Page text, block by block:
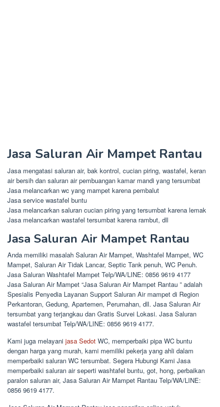
Jasa Saluran Air Mampet Rantau
Jasa mengatasi saluran air, bak kontrol, cucian piring, wastafel, keran
air bersih dan saluran air pembuangan kamar mandi yang tersumbat
Jasa melancarkan wc yang mampet karena pembalut
Jasa service wastafel buntu
Jasa melancarkan saluran cucian piring yang tersumbat karena lemak
Jasa melancarkan wastafel tersumbat karena rambut, dll
Jasa Saluran Air Mampet Rantau
Anda memiliki masalah Saluran Air Mampet, Washtafel Mampet, WC
Mampet, Saluran Air Tidak Lancar, Septic Tank penuh, WC Penuh.
Jasa Saluran Washtafel Mampet Telp/WA/LINE: 0856 9619 4177
Jasa Saluran Air Mampet “Jasa Saluran Air Mampet Rantau ” adalah
Spesialis Penyedia Layanan Support Saluran Air mampet di Region
Perkantoran, Gedung, Apartemen, Perumahan, dll. Jasa Saluran Air
tersumbat yang terjangkau dan Gratis Survei Lokasi. Jasa Saluran
wastafel tersumbat Telp/WA/LINE: 0856 9619 4177.
Kami juga melayani jasa Sedot WC, memperbaiki pipa WC buntu
dengan harga yang murah, kami memiliki pekerja yang ahli dalam
memperbaiki saluran WC tersumbat. Segera Hubungi Kami Jasa
memperbaiki saluran air seperti washtafel buntu, got, hong, perbaikan
paralon saluran air, Jasa Saluran Air Mampet Rantau Telp/WA/LINE:
0856 9619 4177.